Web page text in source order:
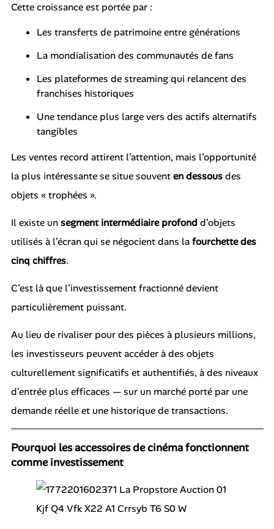
Cette croissance est portée par :
Les transferts de patrimoine entre générations
La mondialisation des communautés de fans
Les plateformes de streaming qui relancent des
franchises historiques
Une tendance plus large vers des actifs alternatifs
tangibles
Les ventes record attirent l’attention, mais l’opportunité
la plus intéressante se situe souventen dessousdes
objets « trophées ».
Il existe unsegment intermédiaire profond d’objets
utilisés à l’écran qui se négocient dans lafourchette des
cinq chiffres.
C’est là que l’investissement fractionné devient
particulièrement puissant.
Au lieu de rivaliser pour des pièces à plusieurs millions,
les investisseurs peuvent accéder à des objets
culturellement significatifs et authentifiés, à des niveaux
d’entrée plus efficaces — sur un marché porté par une
demande réelle et une historique de transactions.
Pourquoi les accessoires de cinéma fonctionnent
comme investissement